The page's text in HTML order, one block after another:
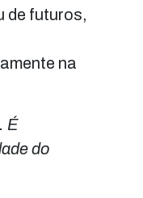
de futuros,
na
É
do